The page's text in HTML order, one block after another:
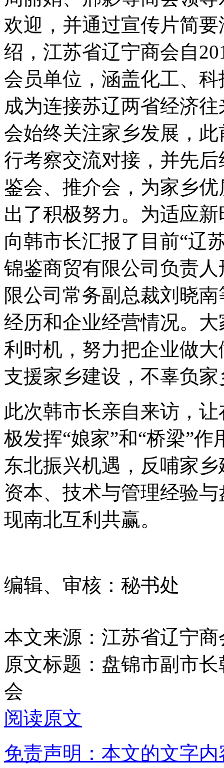
欢迎，并通过宣传片简
绍，江苏省辽宁商会自
会员单位，涵盖化工、
成为连接苏辽两省经济
会始终关注家乡发展，
行考察交流对接，并先
鉴会、推介会，为家乡
出了积极努力。为适应
向韩市长汇报了目前“辽
锦鉴商贸有限公司负责
限公司常务副总裁刘晓
经历和企业经营情况。
利时机，努力把企业做
支援家乡建设，不辜负
此次韩市长亲自来访，
极发挥“娘家”和“桥梁”
东北振兴机遇，反哺家
资本、技术与管理经验
现南北互利共赢。
编辑、审核：秘书处
本文来源：江苏省辽宁商
原文标题： 盘锦市副市
会
阅读原文
免责声明：本文的文字